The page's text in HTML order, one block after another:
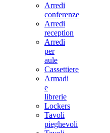
Arredi
conferenze
Arredi
reception
Arredi
per
aule
Cassettiere
Armadi
e
librerie
Lockers
Tavoli
pieghevoli